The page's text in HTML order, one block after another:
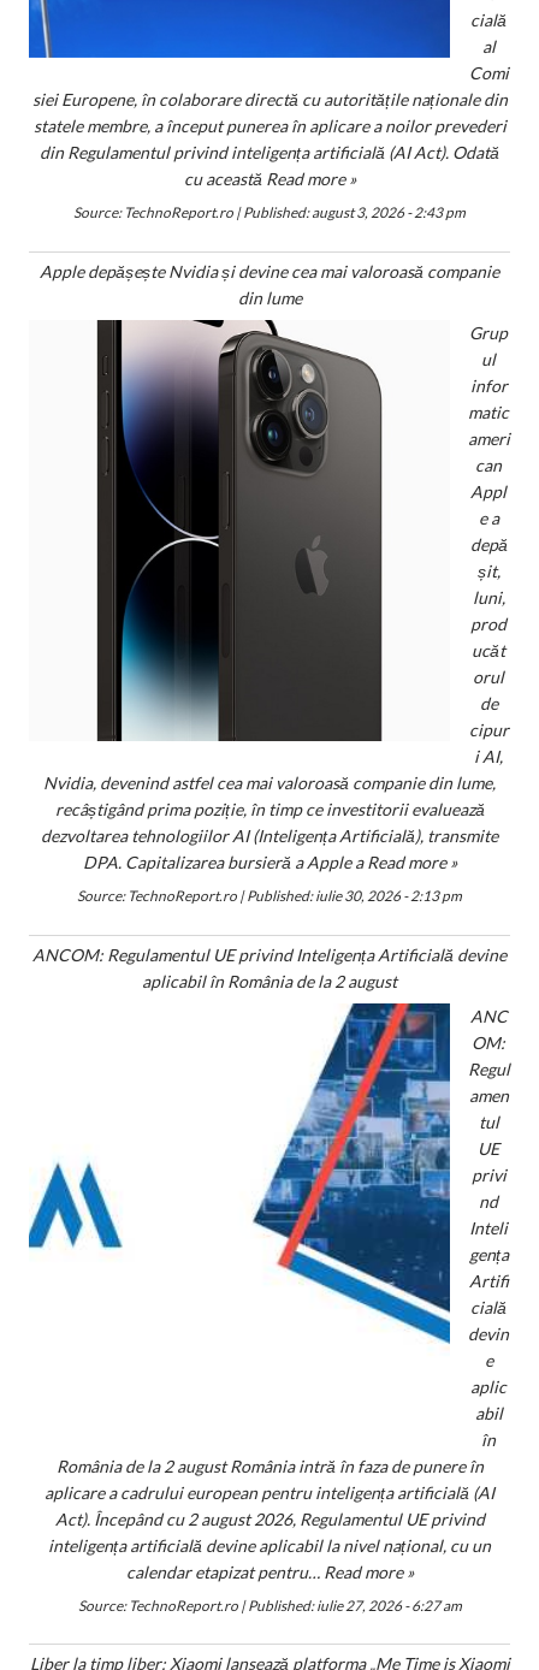
cială
al
Comi
siei Europene, în colaborare directă cu autoritățile naționale din
statele membre, a început punerea în aplicare a noilor prevederi
din Regulamentul privind inteligența artificială (AI Act). Odată
cu această Read more »
Source: TechnoReport.ro |Published:august 3, 2026 - 2:43 pm
Apple depășește Nvidia și devine cea mai valoroasă companie
din lume
Grup
ul
infor
matic
ameri
can
Appl
e a
depă
șit,
luni,
prod
ucăt
orul
de
cipur
i AI,
Nvidia, devenind astfel cea mai valoroasă companie din lume,
recâștigând prima poziție, în timp ce investitorii evaluează
dezvoltarea tehnologiilor AI (Inteligența Artificială), transmite
DPA. Capitalizarea bursieră a Apple aRead more »
Source: TechnoReport.ro |Published:iulie 30, 2026 - 2:13 pm
ANCOM: Regulamentul UE privind Inteligența Artificială devine
aplicabil în România de la 2 august
ANC
OM:
Regul
amen
tul
UE
privi
nd
Inteli
gența
Artifi
cială
devin
e
aplic
abil
în
România de la 2 august România intră în faza de punere în
aplicare a cadrului european pentru inteligența artificială (AI
Act). Începând cu 2 august 2026, Regulamentul UE privind
inteligența artificială devine aplicabil la nivel național, cu un
calendar etapizat pentru… Read more »
Source: TechnoReport.ro|Published:iulie 27, 2026 - 6:27 am
Liber la timp liber: Xiaomi lansează platforma „Me Time is Xiaomi